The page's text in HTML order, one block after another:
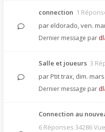
connection 1
par eldorado,ven.
Dernier message par
Salle et joueurs 3
par Ptit trax, dim.
Dernier message par
Connection au
6 Réponses 34286